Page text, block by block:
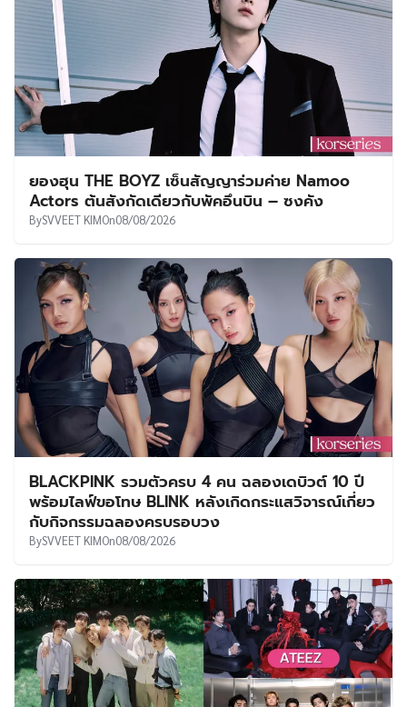
ยองฮุน THE BOYZ เซ็นสัญญาร่วมค่าย Namoo
Actors ต้นสังกัดเดียวกับพัคอึนบิน – ซงคัง
BySVVEET KIMOn08/08/2026
BLACKPINK รวมตัวครบ 4 คน ฉลองเดบิวต์ 10 ปี
พร้อมไลฟ์ขอโทษ BLINK หลังเกิดกระแสวิจารณ์เกี่ยว
กับกิจกรรมฉลองครบรอบวง
BySVVEET KIMOn08/08/2026